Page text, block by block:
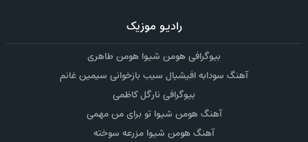
رادیو موزیک
بیوگرافی هومن شیوا هومن طاهری
آهنگ سودابه افیشیال سیب بازخوانی سیمین غانم
بیوگرافی نارگل کاظمی
آهنگ هومن شیوا تو برای من مهمی
آهنگ هومن شیوا مزرعه سوخته